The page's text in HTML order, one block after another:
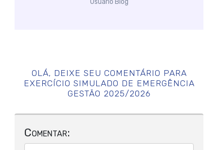
OLÁ, DEIXE SEU COMENTÁRIO PARA
EXERCÍCIO SIMULADO DE EMERGÊNCIA
GESTÃO 2025/2026
Comentar: